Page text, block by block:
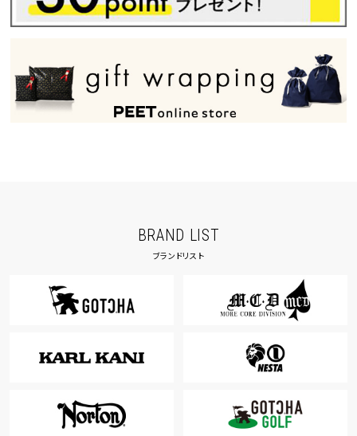
S
M
L
XL
XXL
XXXL
34inc
38inc
40inc
KIDS
カラー
BRAND LIST
ブランドリスト